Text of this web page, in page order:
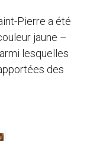
Pierre a été
jaune –
lesquelles
des